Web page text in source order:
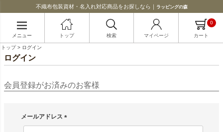
不織布包装資材・名入れ対応商品をお探しなら｜ ラッピングの森
メニュー トップ 検索 マイページ カート
0
トップ ログイン
ログイン
会員登録がお済みのお客様
メールアドレス
(必須)